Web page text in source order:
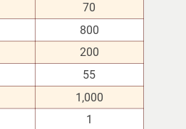
70
800
200
55
1,000
1